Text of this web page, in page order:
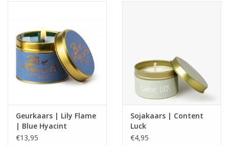
Geurkaars | Lily Flame
| Blue Hyacint
€13,95
Sojakaars | Content
Luck
€4,95